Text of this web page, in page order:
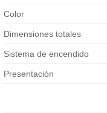
Color
Dimensiones totales
Sistema de encendido
Presentación